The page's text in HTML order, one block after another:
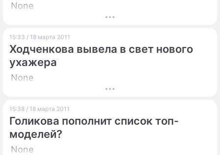
None
15:33 / 18 марта 2011
Ходченкова вывела в свет нового
ухажера
None
15:38 / 18 марта 2011
Голикова пополнит список топ-
моделей?
None